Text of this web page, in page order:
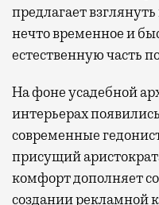
предлагает
нечто временное и
естественную часть
На фоне усадебной
интерьерах
современные
присущий
комфорт дополняет
создании рекламной